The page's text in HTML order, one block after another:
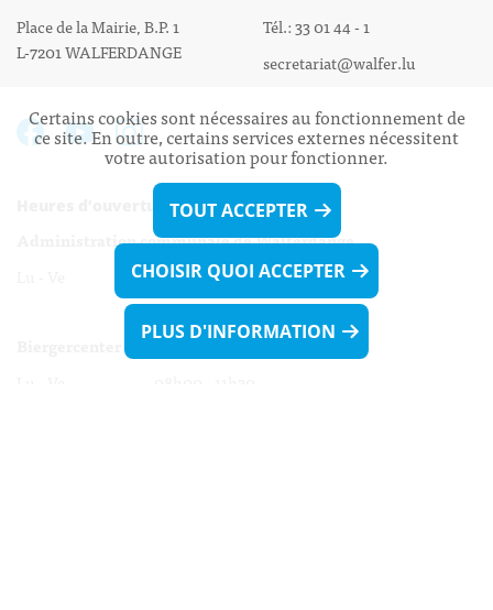
Place de la Mairie, B.P. 1
L-7201 WALFERDANGE
Tél.: 33 01 44 - 1
secretariat@walfer.lu
Heures d’ouverture:
Administration communale de Walferdange
Lu - Ve 08h00 - 11h30
13h30 - 16h00
Certains cookies sont nécessaires au fonctionnement de
ce site. En outre, certains services externes nécessitent
votre autorisation pour fonctionner.
TOUT ACCEPTER
CHOISIR QUOI ACCEPTER
PLUS D'INFORMATION